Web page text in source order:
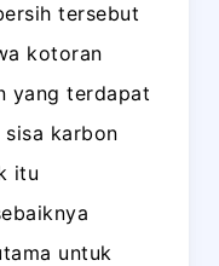
tersebut
kotoran
yang terdapat
karbon
itu
untuk